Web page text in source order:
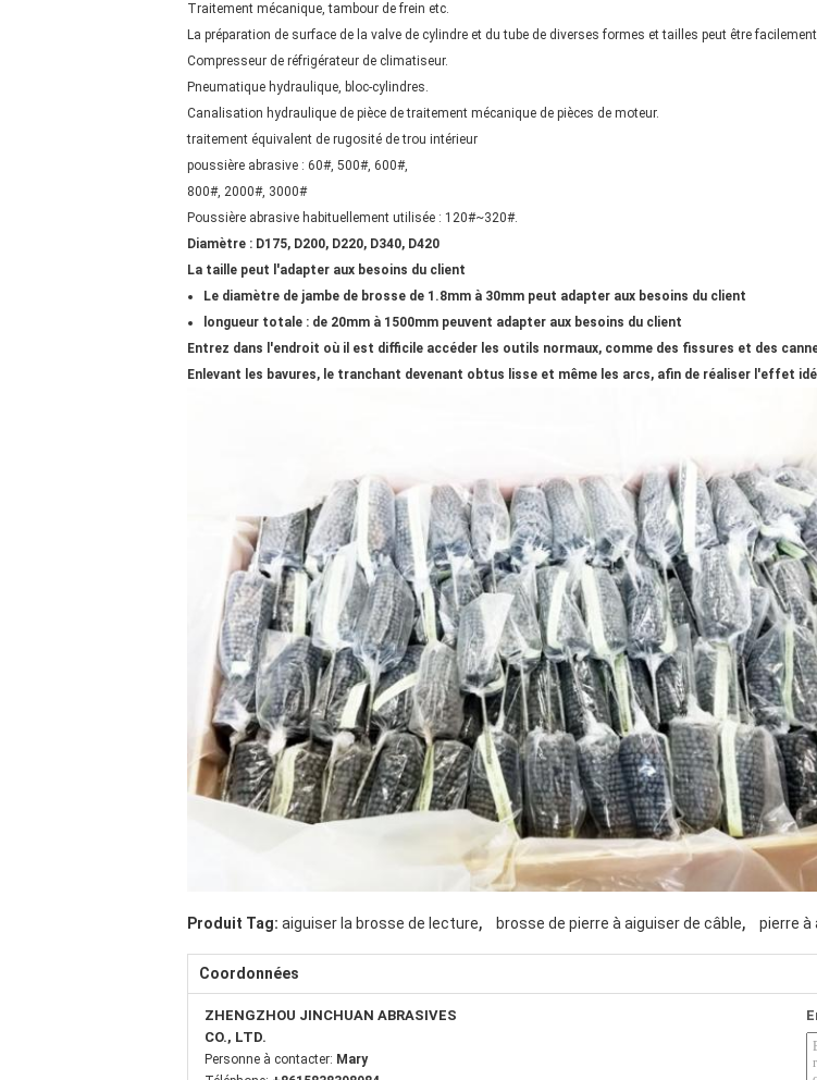
Traitement mécanique, tambour de frein etc.
La préparation de surface de la valve de cylindre et du tube de diverses formes et tailles peut être
Compresseur de réfrigérateur de climatiseur.
Pneumatique hydraulique, bloc-cylindres.
Canalisation hydraulique de pièce de traitement mécanique de pièces de moteur.
traitement équivalent de rugosité de trou intérieur
poussière abrasive : 60#, 500#, 600#,
800#, 2000#, 3000#
Poussière abrasive habituellement utilisée : 120#~320#.
Diamètre : D175, D200, D220, D340, D420
La taille peut l'adapter aux besoins du client
Le diamètre de jambe de brosse de 1.8mm à 30mm peut adapter aux besoins du client
longueur totale : de 20mm à 1500mm peuvent adapter aux besoins du client
Entrez dans l'endroit où il est difficile accéder les outils normaux, comme des fissures et des
Enlevant les bavures, le tranchant devenant obtus lisse et même les arcs, afin de réaliser l'effet
Produit Tag: aiguiser la brosse de lecture, brosse de pierre à aiguiser de câble, pierre à
Coordonnées
ZHENGZHOU JINCHUAN ABRASIVES
CO., LTD.
Personne à contacter: Mary